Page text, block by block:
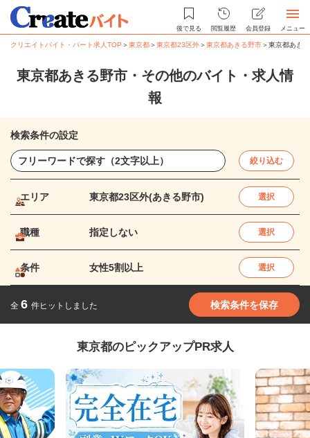
後で見る 閲覧履歴 会員登録 メニュー
クリエイトバイト・パート求人TOP ＞東京都＞東京都23区外＞東京都あきる野市＞東京都あき
東京都あきる野市・その他のバイト・求人情
報
検索条件の設定
絞り込む
エリア 東京都23区外(あきる野市) 選択
職種 指定しない 選択
条件 女性5割以上 選択
全 6 件ヒットしました 検索条件を保存
東京都のピックアップPR求人